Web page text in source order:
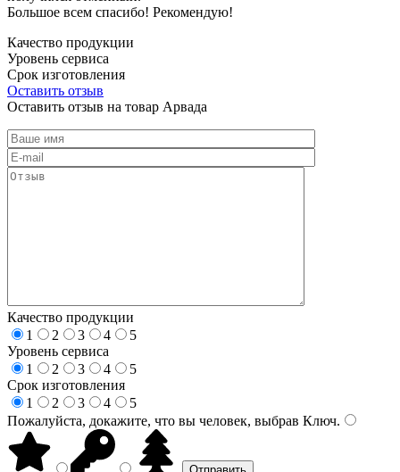
Большое всем спасибо! Рекомендую!
Качество продукции
Уровень сервиса
Срок изготовления
Оставить отзыв
Оставить отзыв на товар Арвада
Качество продукции
1
2 3 4
5
Уровень сервиса
1
2 3 4
5
Срок изготовления
1
2 3 4
5
Пожалуйста, докажите, что вы человек, выбрав Ключ.